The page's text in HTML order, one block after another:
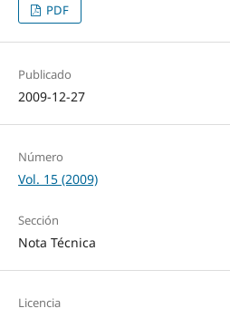
PDF
Publicado
2009-12-27
Número
Vol. 15 (2009)
Sección
Nota Técnica
Licencia